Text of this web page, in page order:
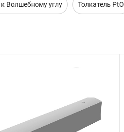
Волшебному углу Толкатель PtO